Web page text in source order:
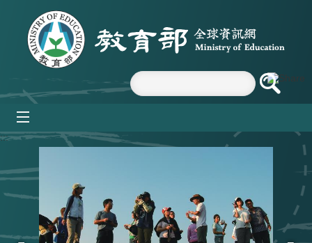
跳到主要內容區塊
:::